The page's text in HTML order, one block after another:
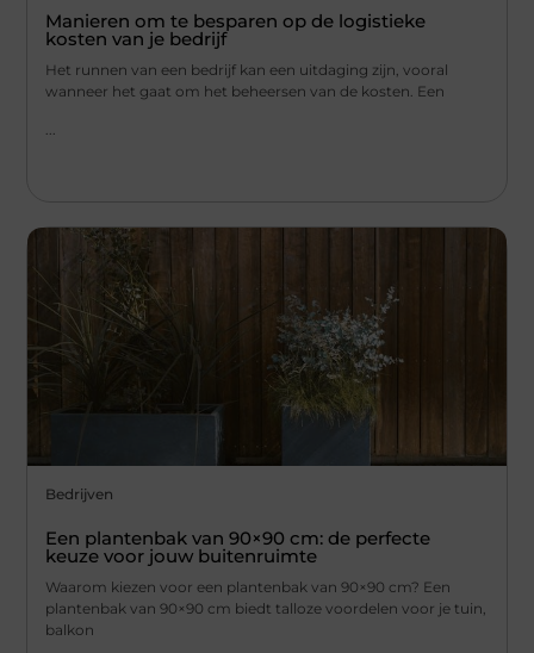
Manieren om te besparen op de logistieke
kosten van je bedrijf
Het runnen van een bedrijf kan een uitdaging zijn, vooral
wanneer het gaat om het beheersen van de kosten. Een
...
Bedrijven
Een plantenbak van 90×90 cm: de perfecte
keuze voor jouw buitenruimte
Waarom kiezen voor een plantenbak van 90×90 cm? Een
plantenbak van 90×90 cm biedt talloze voordelen voor je tuin,
balkon